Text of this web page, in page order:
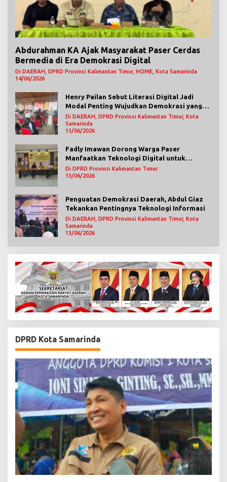
Abdurahman KA Ajak Masyarakat Paser Cerdas
Bermedia di Era Demokrasi Digital
Di DAERAH, DPRD Provinsi Kalimantan Timur, HOME, Kota Samarinda
14/06/2026
Henry Pailan Sebut Literasi Digital Jadi
Modal Penting Wujudkan Demokrasi yang
Lebih Terbuka
Di DAERAH, DPRD Provinsi Kalimantan Timur, Kota
Samarinda
13/06/2026
Fadly Imawan Dorong Warga Paser
Manfaatkan Teknologi Digital untuk
Mengawasi Jalannya Pemerintahan
Di DPRD Provinsi Kalimantan Timur
13/06/2026
Penguatan Demokrasi Daerah, Abdul Giaz
Tekankan Pentingnya Teknologi Informasi
Di DAERAH, DPRD Provinsi Kalimantan Timur, Kota
Samarinda
13/06/2026
DPRD Kota Samarinda